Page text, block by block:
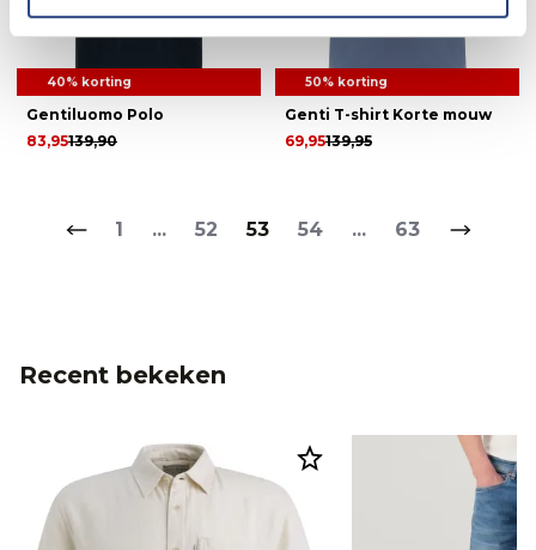
40% korting
Gentiluomo Polo
139,90
83,95
50% korting
Genti T-shirt Korte mouw
139,95
69,95
1 ... 52 53 54 ... 63
Recent bekeken